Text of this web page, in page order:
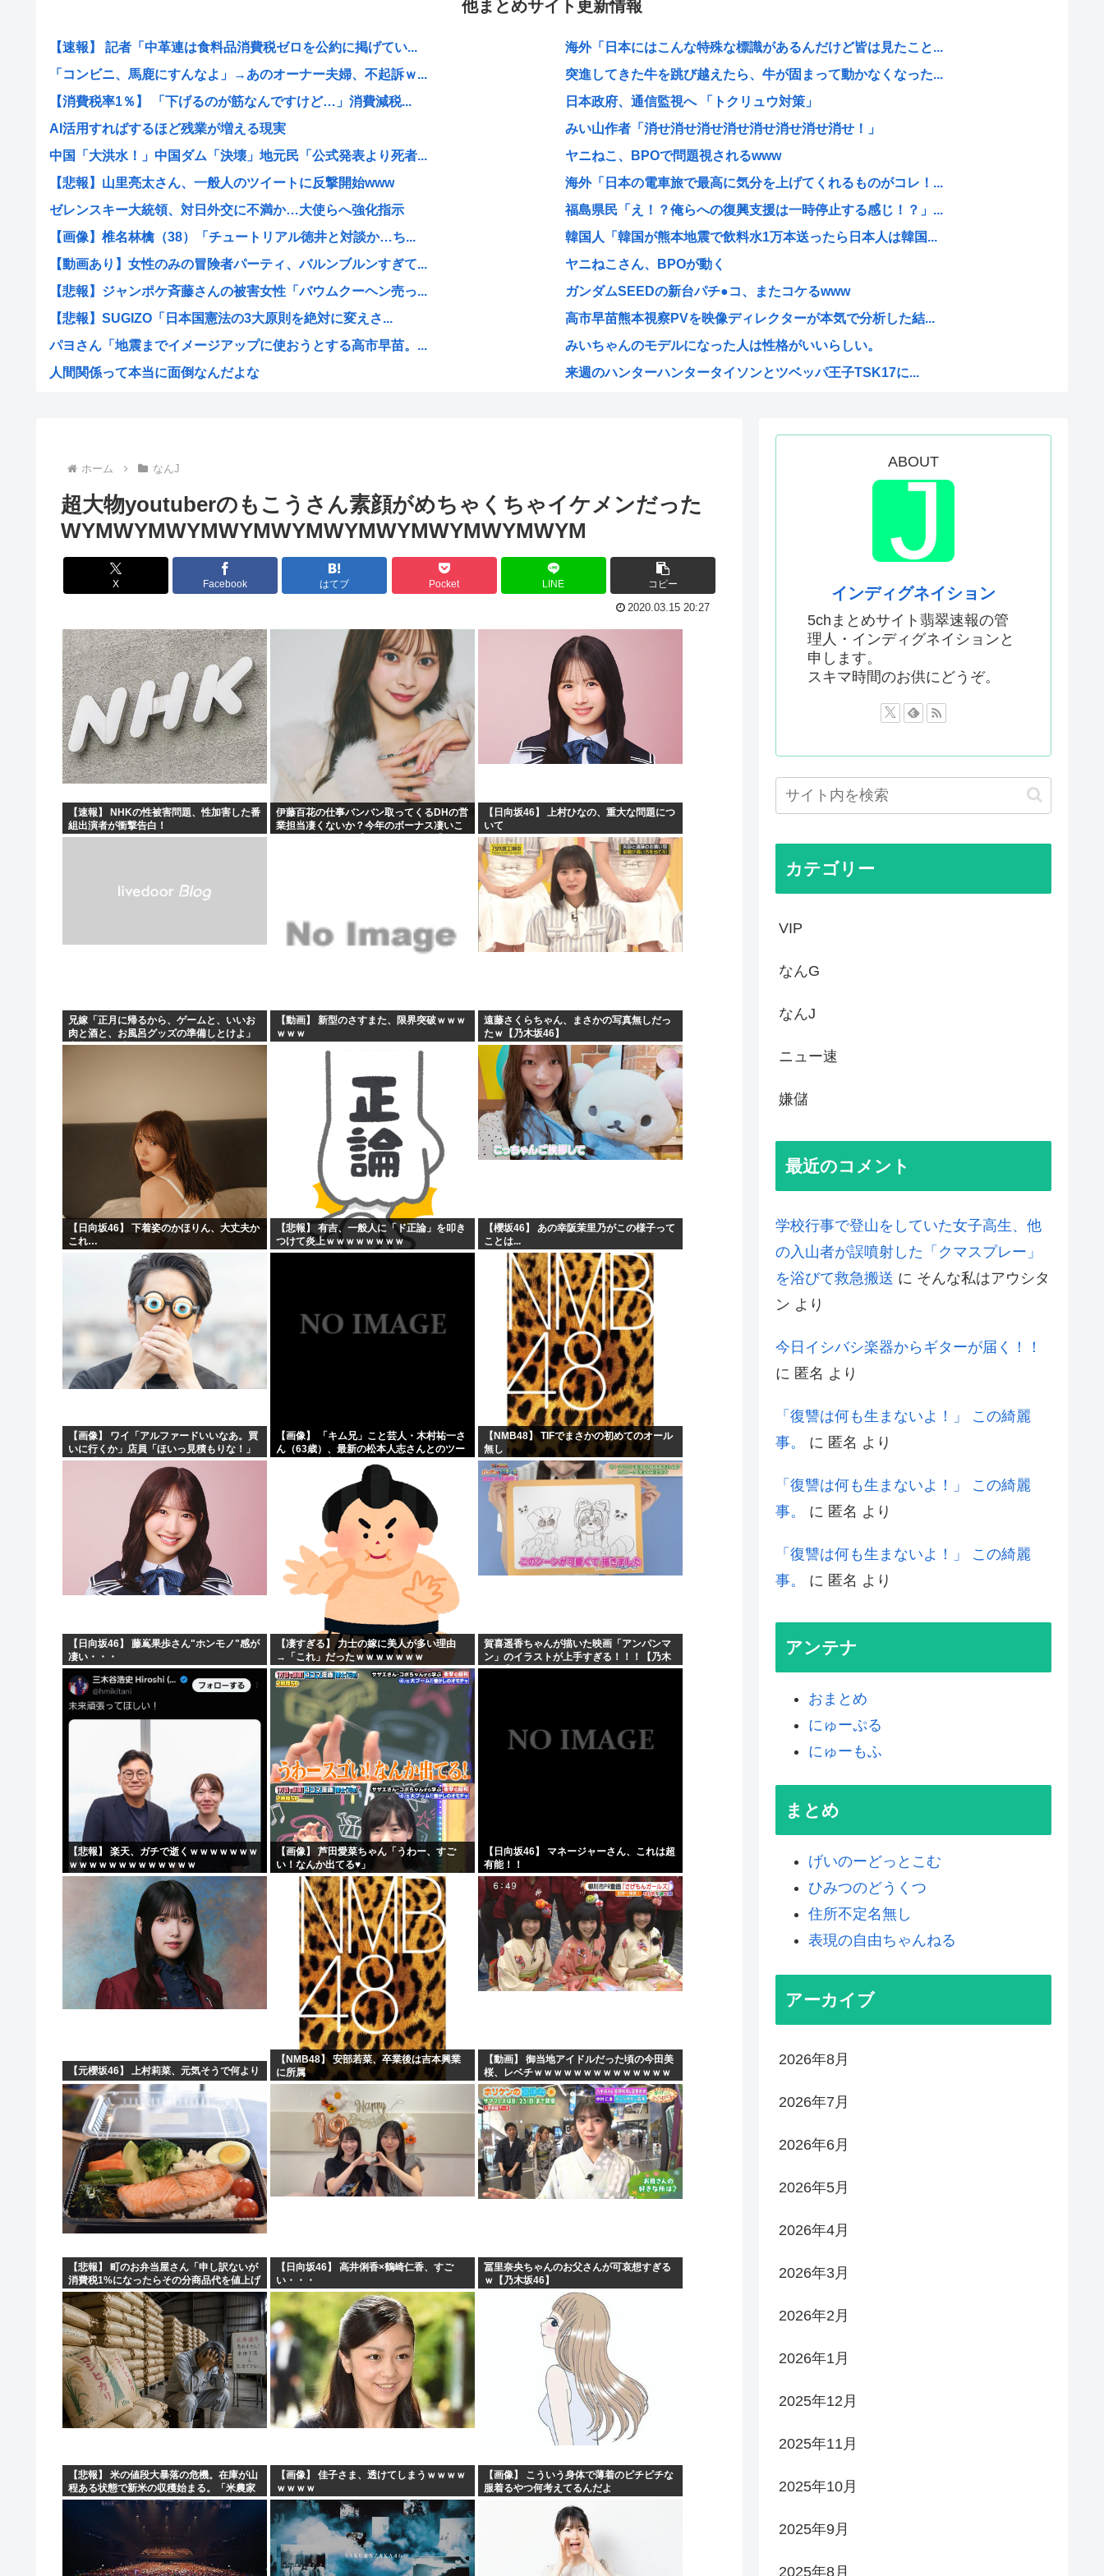
他まとめサイト更新情報
【速報】 記者「中革連は食料品消費税ゼロを公約に掲げてい...
「コンビニ、馬鹿にすんなよ」→あのオーナー夫婦、不起訴ｗ...
【消費税率1％】 「下げるのが筋なんですけど…」消費減税...
AI活用すればするほど残業が増える現実
中国「大洪水！」中国ダム「決壊」地元民「公式発表より死者...
【悲報】山里亮太さん、一般人のツイートに反撃開始www
ゼレンスキー大統領、対日外交に不満か…大使らへ強化指示
【画像】椎名林檎（38）「チュートリアル徳井と対談か…ち...
【動画あり】女性のみの冒険者パーティ、バルンブルンすぎて...
【悲報】ジャンポケ斉藤さんの被害女性「バウムクーヘン売っ...
【悲報】SUGIZO「日本国憲法の3大原則を絶対に変えさ...
パヨさん「地震までイメージアップに使おうとする高市早苗。...
人間関係って本当に面倒なんだよな
【ひろゆき他】Xのインフルエンサー達「高市さぁ、為替介入...
前泊博盛氏「私が総理大臣になったら中国に謝罪しに行きます...
【画像】ひなこのーと作者、またも一線を超える(朝活～くぱ...
【速報】NHKの性被害問題、性加害した番組出演者が衝撃告...
円は年末149円へ、BofA予想修正 協調介入に加え日銀...
【消費減税】日本の社会保障、岐路に 財源5兆円見通し立た...
高市「永住許可が出たら生活保護貰おうなんて外国人が増えて...
最近の若年、芸能人を全然知らないwww
秋田にアラブが2兆円の投資決定
イランがホルムズ海峡を通航する全商船に7%の通航料を課す...
【悲報】ちいかわ原作セイレーン編リアルタイム勢「つまんね...
ワイの昼飯見て
海外「日本にはこんな特殊な標識があるんだけど皆は見たこと...
突進してきた牛を跳び越えたら、牛が固まって動かなくなった...
日本政府、通信監視へ 「トクリュウ対策」
みい山作者「消せ消せ消せ消せ消せ消せ消せ消せ！」
ヤニねこ、BPOで問題視されるwww
海外「日本の電車旅で最高に気分を上げてくれるものがコレ！...
福島県民「え！？俺らへの復興支援は一時停止する感じ！？」...
韓国人「韓国が熊本地震で飲料水1万本送ったら日本人は韓国...
ヤニねこさん、BPOが動く
ガンダムSEEDの新台パチ●コ、またコケるwww
高市早苗熊本視察PVを映像ディレクターが本気で分析した結...
みいちゃんのモデルになった人は性格がいいらしい。
来週のハンターハンタータイソンとツベッパ王子TSK17に...
ゼレンスキー大統領「日本の支援は大きくない」3兆円も支援...
「沢城みゆき」「悠木碧」「坂本真綾」「黒沢ともよ」パチ●...
「安倍晋三」「麻生太郎」「石原慎太郎」「高市早苗」 無礼...
漫画「人間を舐めるなよ…！」←こういう展開好きなんやが
ハンターハンター、とんでもねえ伏線が発掘されるwww
ひなこのーと作者、ついに限界突破
韓国、日本で韓国籍のインフルエンサーが7台の車に当て逃げ...
【海外の反応】 なぜイチローはあんなに敬遠四球が多かった...
割とマジで年収400以下の人ってどう暮らしてるの？この人...
露悪系アニメ、次なるステージへ
「ムクゲェジ漫画」ガチでリアルだったwww
【原爆の日】へいわをかえせ
みい山、あんだけ騒ぎになってるのに未だにどこのメディアも...
週刊少年ジャンプ、発行部数100万部割れwww
日本人「うちの犬、たまたまついてきた八百屋で一目惚れした...
ホーム なんJ
超大物youtuberのもこうさん素顔がめちゃくちゃイケメンだった
WYMWYMWYMWYMWYMWYMWYMWYMWYMWYM
X Facebook はてブ Pocket LINE コピー
2020.03.15 20:27
【速報】 NHKの性被害問題、性加害した番
組出演者が衝撃告白！
伊藤百花の仕事バンバン取ってくるDHの営
業担当凄くないか？今年のボーナス凄いこ
【日向坂46】 上村ひなの、重大な問題につ
いて
兄嫁「正月に帰るから、ゲームと、いいお
肉と酒と、お風呂グッズの準備しとけよ」
寝起きの私「知るかボケ」兄嫁「キィィィ
【動画】 新型のさすまた、限界突破ｗｗｗ
ｗｗｗ
遠藤さくらちゃん、まさかの写真無しだっ
たｗ【乃木坂46】
【日向坂46】 下着姿のかほりん、大丈夫か
これ…
【悲報】 有吉、一般人に「ド正論」を叩き
つけて炎上ｗｗｗｗｗｗｗｗ
【櫻坂46】 あの幸阪茉里乃がこの様子って
ことは...
【画像】 ワイ「アルファードいいなあ。買
いに行くか」店員「ほいっ見積もりな！」
ワイ「金額おかしくね？」←お前らもそう
思うよな？？？？？
【画像】 「キム兄」こと芸人・木村祐一さ
ん（63歳）、最新の松本人志さんとのツー
ショットが完全に別人だとネット騒然！
「マジで誰かわからん」...
【NMB48】 TIFでまさかの初めてのオール
無し
【日向坂46】 藤嶌果歩さん"ホンモノ"感が
凄い・・・
【凄すぎる】 力士の嫁に美人が多い理由
→「これ」だったｗｗｗｗｗｗｗ
賀喜遥香ちゃんが描いた映画「アンパンマ
ン」のイラストが上手すぎる！！！【乃木
坂46】
【悲報】 楽天、ガチで逝くｗｗｗｗｗｗｗ
ｗｗｗｗｗｗｗｗｗｗｗｗｗ
【画像】 芦田愛菜ちゃん「うわー、すご
い！なんか出てる♥」
【日向坂46】 マネージャーさん、これは超
有能！！
【元櫻坂46】 上村莉菜、元気そうで何より
【NMB48】 安部若菜、卒業後は吉本興業
に所属
【動画】 御当地アイドルだった頃の今田美
桜、レベチｗｗｗｗｗｗｗｗｗｗｗｗｗｗ
ｗｗｗｗ
【悲報】 町のお弁当屋さん「申し訳ないが
消費税1%になったらその分商品代を値上げ
するわ」
【日向坂46】 高井俐香×鶴崎仁香、すご
い・・・
冨里奈央ちゃんのお父さんが可哀想すぎる
ｗ【乃木坂46】
【悲報】 米の値段大暴落の危機。在庫が山
程ある状態で新米の収穫始まる。「米農家
が生活できない」
【画像】 佳子さま、透けてしまうｗｗｗｗ
ｗｗｗｗ
【画像】 こういう身体で薄着のピチピチな
服着るやつ何考えてるんだよ
ABOUT
インディグネイション
5chまとめサイト翡翠速報の管
理人・インディグネイションと
申します。
スキマ時間のお供にどうぞ。
カテゴリー
VIP
なんG
なんJ
ニュー速
嫌儲
最近のコメント
学校行事で登山をしていた女子高生、他
の入山者が誤噴射した「クマスプレー」
を浴びて救急搬送 に そんな私はアウシタ
ン より
今日イシバシ楽器からギターが届く！！
に 匿名 より
「復讐は何も生まないよ！」 この綺麗
事。
に 匿名 より
「復讐は何も生まないよ！」 この綺麗
事。
に 匿名 より
「復讐は何も生まないよ！」 この綺麗
事。
に 匿名 より
アンテナ
おまとめ
にゅーぷる
にゅーもふ
まとめ
げいのーどっとこむ
ひみつのどうくつ
住所不定名無し
表現の自由ちゃんねる
アーカイブ
2026年8月
2026年7月
2026年6月
2026年5月
2026年4月
2026年3月
2026年2月
2026年1月
2025年12月
2025年11月
2025年10月
2025年9月
2025年8月